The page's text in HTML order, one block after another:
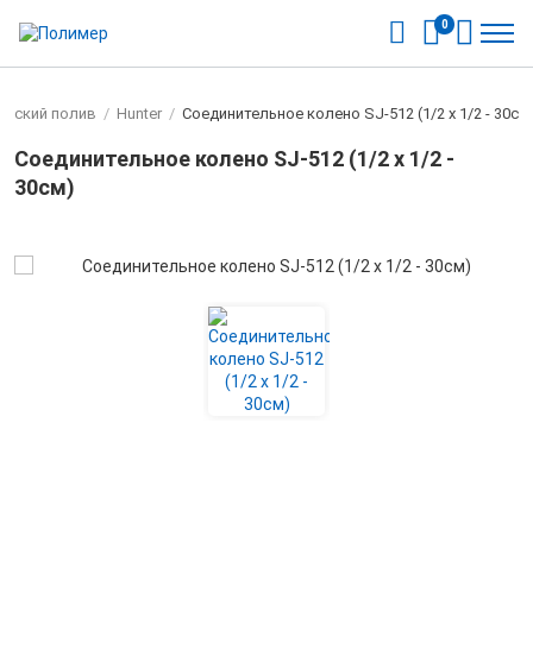
0
полив / Hunter / Соединительное колено SJ-512 (1/2 х 1/2 -
Соединительное колено SJ-512 (1/2 х 1/2 -
30см)